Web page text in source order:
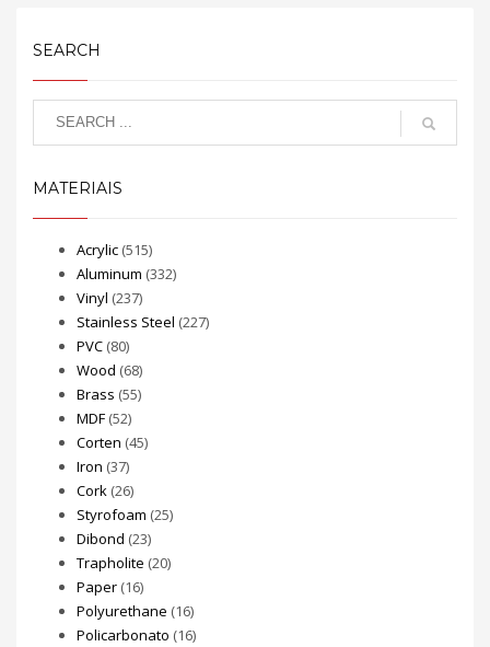
SEARCH
MATERIAIS
Acrylic (515)
Aluminum (332)
Vinyl (237)
Stainless Steel (227)
PVC (80)
Wood (68)
Brass (55)
MDF (52)
Corten (45)
Iron (37)
Cork (26)
Styrofoam (25)
Dibond (23)
Trapholite (20)
Paper (16)
Polyurethane (16)
Policarbonato (16)